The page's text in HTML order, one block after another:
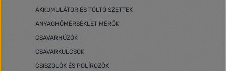
AKKUMULÁTOR ÉS TÖLTŐ SZETTEK
ANYAGHŐMÉRSÉKLET MÉRŐK
CSAVARHÚZÓK
CSAVARKULCSOK
CSISZOLÓK ÉS POLÍROZÓK